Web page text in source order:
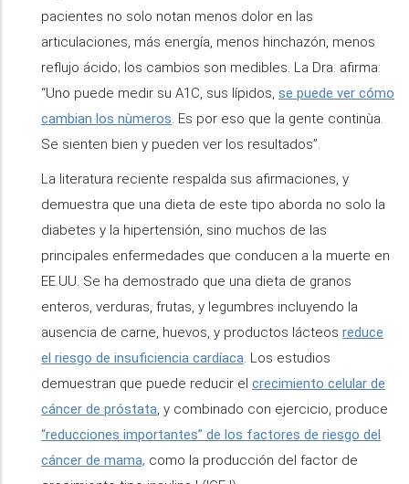
pacientes no solo notan menos dolor en las
articulaciones, más energía, menos hinchazón, menos
reflujo ácido; los cambios son medibles. La Dra. afirma:
“Uno puede medir su A1C, sus lípidos, se puede ver cómo
cambian los nùmeros. Es por eso que la gente continùa.
Se sienten bien y pueden ver los resultados”.
La literatura reciente respalda sus afirmaciones, y
demuestra que una dieta de este tipo aborda no solo la
diabetes y la hipertensión, sino muchos de las
principales enfermedades que conducen a la muerte en
EE.UU. Se ha demostrado que una dieta de granos
enteros, verduras, frutas, y legumbres incluyendo la
ausencia de carne, huevos, y productos lácteos reduce
el riesgo de insuficiencia cardíaca. Los estudios
demuestran que puede reducir el crecimiento celular de
cáncer de próstata, y combinado con ejercicio, produce
“reducciones importantes” de los factores de riesgo del
cáncer de mama, como la producción del factor de